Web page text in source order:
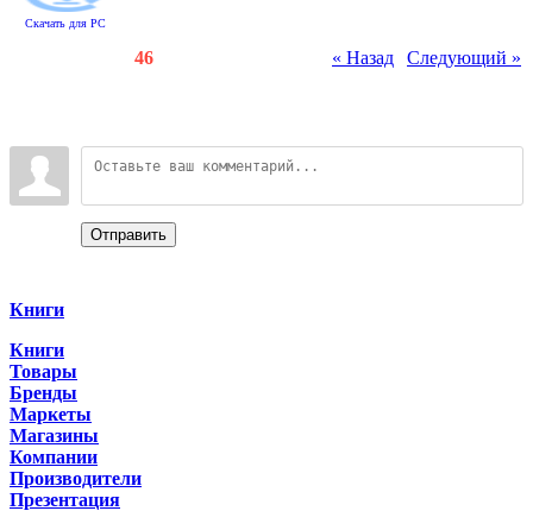
Скачать для PC
« Назад Следующий »
46
Отправить
Книги
Книги
Товары
Бренды
Маркеты
Магазины
Компании
Производители
Презентация